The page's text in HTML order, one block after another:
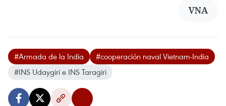
VNA
#Armada de la India
#cooperación naval Vietnam-India
#INS Udaygiri e INS Taragiri